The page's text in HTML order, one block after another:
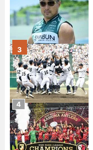
3
4